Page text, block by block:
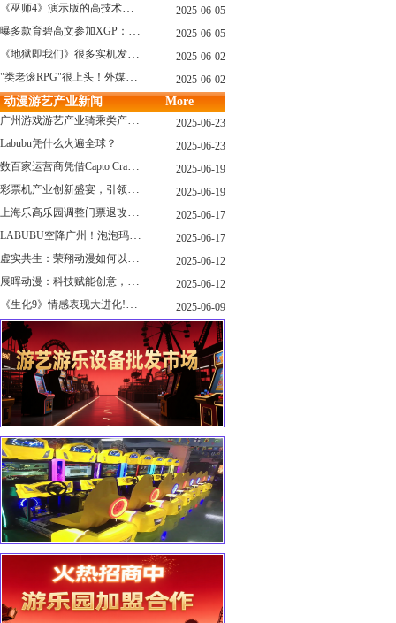
《巫师4》演示版的高技术力能在PS5上复现吗？数毛社以为很有或许！ 2025-06-05
曝多款育碧高文参加XGP：《星球大战：亡命之徒》、《阿凡达：潘多拉边境》、《刺客信条：影》等 2025-06-05
《地狱即我们》很多实机发布！虚幻5的地狱级画质！ 2025-06-02
"类老滚RPG"很上头！外媒盛赞新作《污痕圣杯》 2025-06-02
动漫游艺产业新闻
More
广州游戏游艺产业骑乘类产品的创新革命与沉浸式体验升级
2025-06-23
Labubu凭什么火遍全球？
2025-06-23
数百家运营商凭借Capto Crane娃娃机赢得玩家青睐——您呢？ 2025-06-19
彩票机产业创新盛宴，引领数字娱乐新潮流 2025-06-19
上海乐高乐园调整门票退改政策，多项“全球首发”引关注 2025-06-17
LABUBU空降广州！泡泡玛特快闪店限时开启 2025-06-17
虚实共生：荣翔动漫如何以"科技+文化"双轮驱动重塑游艺产业新生态 2025-06-12
展晖动漫：科技赋能创意，打造沉浸式游艺新体验 2025-06-12
《生化9》情感表现大进化!眼神、颤抖细节拉满！ 2025-06-09